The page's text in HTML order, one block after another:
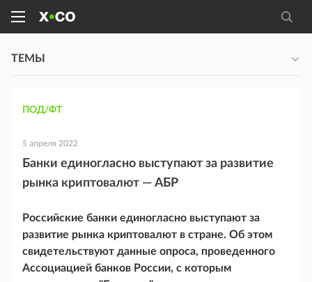
ТЕМЫ
ПОД/ФТ
5 апреля 2022
Банки единогласно выступают за развитие
рынка криптовалют — АБР
Российские банки единогласно выступают за
развитие рынка криптовалют в стране. Об этом
свидетельствуют данные опроса, проведенного
Ассоциацией банков России, с которым